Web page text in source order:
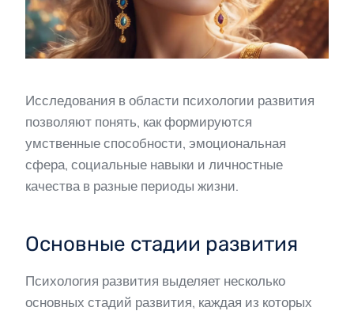
Исследования в области психологии развития
позволяют понять, как формируются
умственные способности, эмоциональная
сфера, социальные навыки и личностные
качества в разные периоды жизни.
Основные стадии развития
Психология развития выделяет несколько
основных стадий развития, каждая из которых